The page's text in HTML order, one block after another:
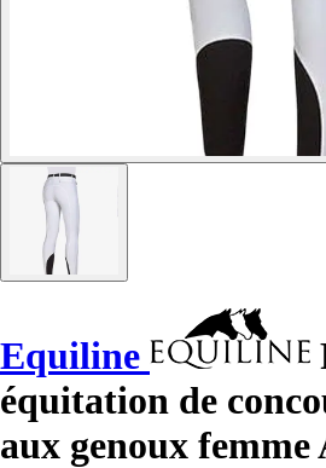
Equiline
équitation de
aux genoux